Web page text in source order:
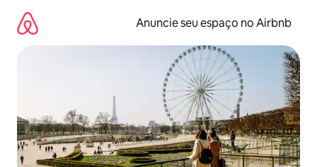
para
Anuncie seu espaço no Airbnb